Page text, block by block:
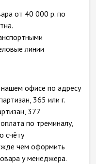
от 40 000 р. по
линии
офисе по адресу
365 или г.
377
по треминалу,
счёту
чем оформить
у менеджера.